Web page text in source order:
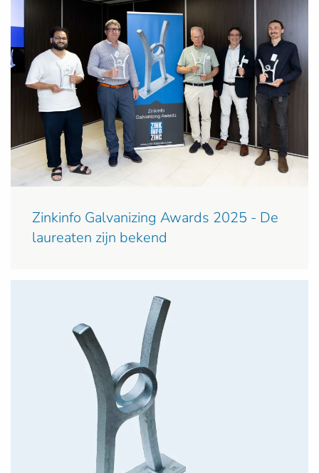
Zinkinfo Galvanizing Awards 2025 - De
laureaten zijn bekend